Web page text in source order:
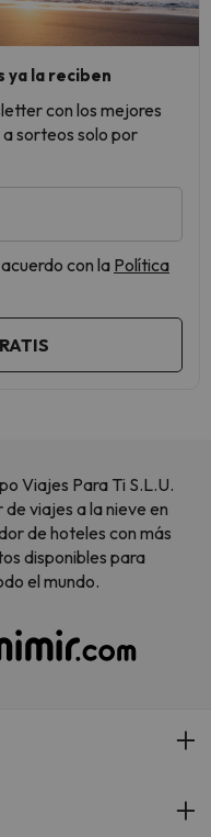
ya la reciben
con los mejores
a sorteos solo por
con la Política
Viajes Para Ti S.L.U.
viajes a la nieve en
de hoteles con más
disponibles para
el mundo.